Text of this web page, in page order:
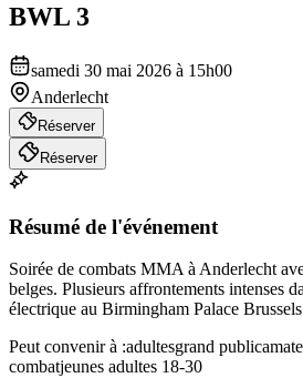
BWL 3
samedi 30 mai 2026 à 15h00
Anderlecht
Réserver
Réserver
Résumé de l'événement
Soirée de combats MMA à Anderlecht
belges. Plusieurs affrontements intenses
électrique au Birmingham Palace
Peut convenir à :adultesgrand public
combatjeunes adultes 18-30